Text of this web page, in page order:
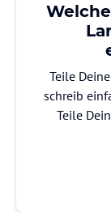
Teile
schreib
Teile